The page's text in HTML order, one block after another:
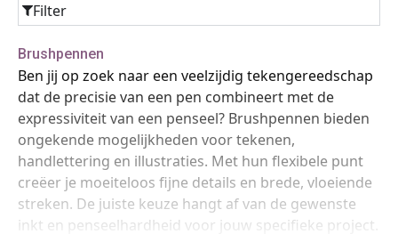
Filter
Brushpennen
Ben jij op zoek naar een veelzijdig tekengereedschap
dat de precisie van een pen combineert met de
expressiviteit van een penseel? Brushpennen bieden
ongekende mogelijkheden voor tekenen,
handlettering en illustraties. Met hun flexibele punt
creëer je moeiteloos fijne details en brede, vloeiende
streken. De juiste keuze hangt af van de gewenste
inkt en penseelhardheid voor jouw specifieke project.